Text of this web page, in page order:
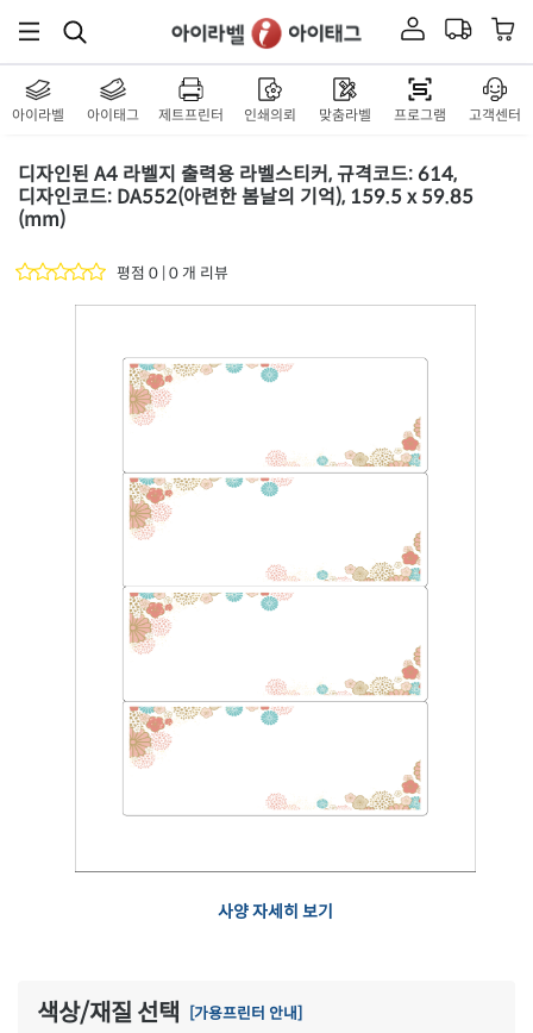
아이라벨 아이태그 제트프린터 인쇄의뢰 맞춤라벨 프로그램 고객센터
디자인된 A4 라벨지 출력용 라벨스티커, 규격코드: 614,
디자인코드: DA552(아련한 봄날의 기억), 159.5 x 59.85
(mm)
평점 0 | 0 개 리뷰
사양 자세히 보기
색상/재질 선택 [가용프린터 안내]